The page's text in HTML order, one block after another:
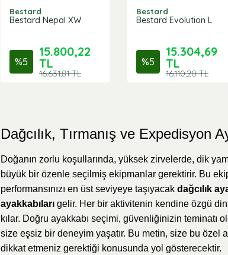
Bestard
Bestard Nepal XW
%5
15.800,22
TL
16.631,81 TL
Bestard
Bestard Evolution L
%5
15.304,69
TL
16.110,20 TL
Dağcılık, Tırmanış ve Expedisyon
Doğanın zorlu koşullarında, yüksek zirvelerde, dik
büyük bir özenle seçilmiş ekipmanlar gerektirir. Bu
performansınızı en üst seviyeye taşıyacak dağcılık
ayakkabıları gelir. Her bir aktivitenin kendine özgü
kılar. Doğru ayakkabı seçimi, güvenliğinizin teminatı
size eşsiz bir deneyim yaşatır. Bu metin, size bu özel
dikkat etmeniz gerektiği konusunda yol gösterecektir.